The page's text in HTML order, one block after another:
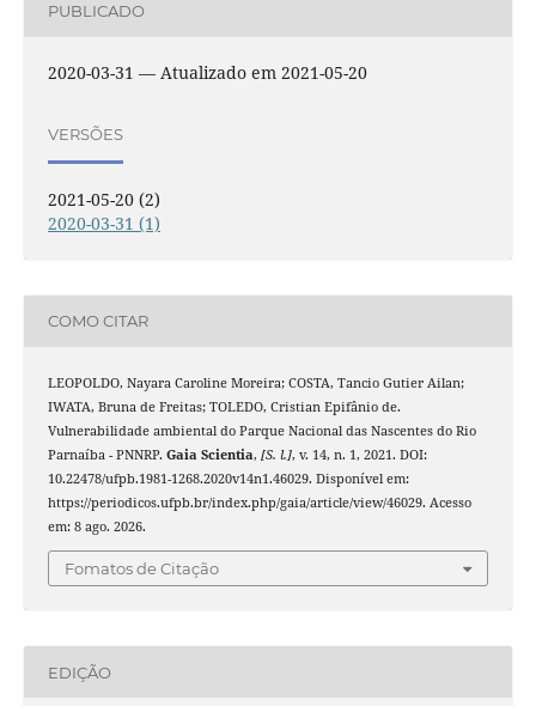
PUBLICADO
2020-03-31 — Atualizado em 2021-05-20
VERSÕES
2021-05-20 (2)
2020-03-31 (1)
COMO CITAR
LEOPOLDO, Nayara Caroline Moreira; COSTA, Tancio Gutier Ailan;
IWATA, Bruna de Freitas; TOLEDO, Cristian Epifânio de.
Vulnerabilidade ambiental do Parque Nacional das Nascentes do Rio
Parnaíba - PNNRP. Gaia Scientia, [S. l.], v. 14, n. 1, 2021. DOI:
10.22478/ufpb.1981-1268.2020v14n1.46029. Disponível em:
https://periodicos.ufpb.br/index.php/gaia/article/view/46029. Acesso
em: 8 ago. 2026.
Fomatos de Citação
EDIÇÃO